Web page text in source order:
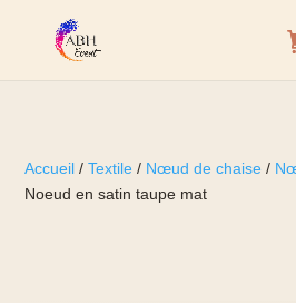
Accueil /Textile / Nœud de chaise /
Noeud en satin taupe mat